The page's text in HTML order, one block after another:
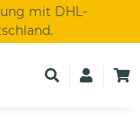
mit DHL-